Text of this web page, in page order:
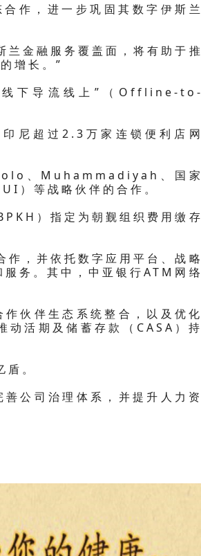
作，进一步巩固其数字伊斯兰
金融服务覆盖面，将有助于推
增长。”
线下导流线上”（Offline-to-
尼超过2.3万家连锁便利店网
、Muhammadiyah、国家
）等战略伙伴的合作。
）指定为朝觐组织费用缴存
，并依托数字应用平台、战略
务。其中，中亚银行ATM网络
伙伴生态系统整合，以及优化
活期及储蓄存款（CASA）持
。
公司治理体系，并提升人力资